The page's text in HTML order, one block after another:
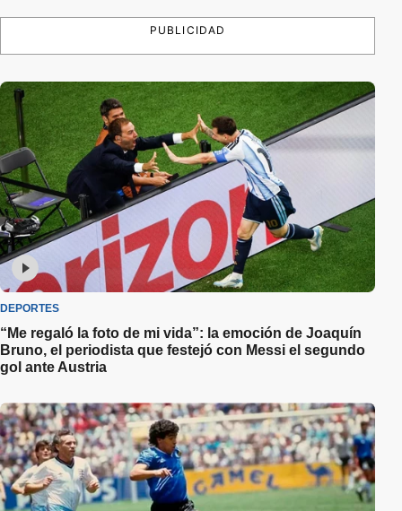
PUBLICIDAD
DEPORTES
“Me regaló la foto de mi vida”: la emoción de Joaquín
Bruno, el periodista que festejó con Messi el segundo
gol ante Austria